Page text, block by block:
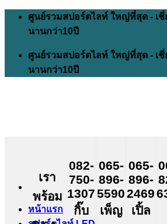
Skip
content
ศูนย์รวมสปอร์ตไลท์ ใหญ่ที่สุด - เ
นานกว่า10ปี
ศูนย์รวมสปอร์ตไลท์ ใหญ่ที่สุด - เ
นานกว่า10ปี
หน้าแรก
เรา
พร้อม
082-
750-
1307
กิ๊บ
065-
896-
5590
เพ็ญ
065-
896-
2469
เปิ้ล